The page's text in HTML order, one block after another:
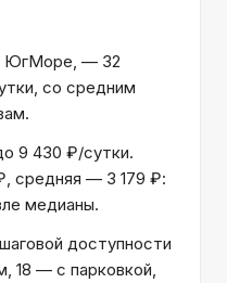
ЮгМоре, — 32
со средним
9 430 ₽/сутки.
средняя — 3 179 ₽:
медианы.
доступности
18 — с парковкой,